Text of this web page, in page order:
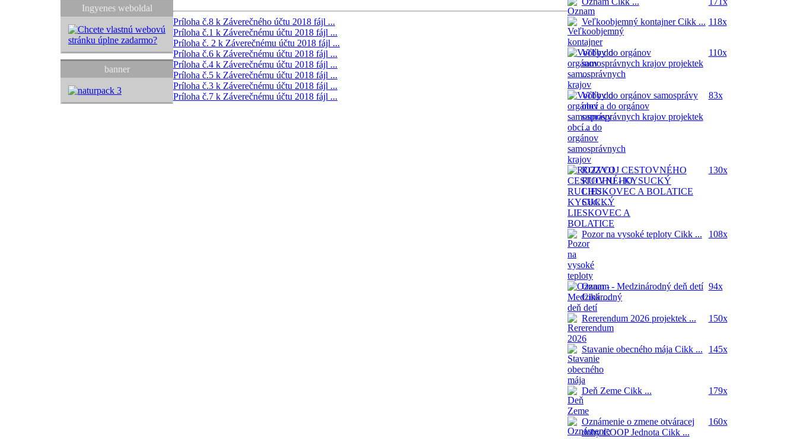
Ingyenes weboldal
banner
Príloha č.8 k Záverečného účtu 2018 fájl ...
Príloha č.1 k Záverečnému účtu 2018 fájl ...
Príloha č. 2 k Záverečnému účtu 2018 fájl ...
Príloha č.6 k Záverečnému účtu 2018 fájl ...
Príloha č.4 k Záverečnému účtu 2018 fájl ...
Príloha č.5 k Záverečnému účtu 2018 fájl ...
Príloha č.3 k Záverečnému účtu 2018 fájl ...
Príloha č.7 k Záverečnému účtu 2018 fájl ...
Veľkoobjemný kontajnerCikk ... 118x
Voľby do orgánov
samosprávnych krajov projektek
...
110x
Voľby do orgánov samosprávy
obcí a do orgánov
samosprávnych krajov projektek
...
83x
ROZVOJ CESTOVNÉHO
RUCHU - KYSUCKÝ
LIESKOVEC A BOLATICE
Cikk ...
130x
Pozor na vysoké teploty Cikk ... 108x
Oznam - Medzinárodný deň detí
Cikk ...
94x
Rererendum 2026 projektek ... 150x
Stavanie obecného mája Cikk ... 145x
Deň Zeme Cikk ... 179x
Oznámenie o zmene otváracej
doby COOP Jednota Cikk ...
160x